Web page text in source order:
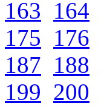
163 164
175 176
187 188
199 200